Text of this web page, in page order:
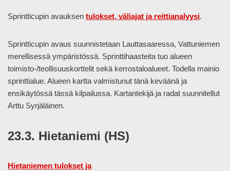
Sprintticupin avauksen tulokset, väliajat ja reittianalyysi.
Sprintticupin avaus suunnistetaan Lauttasaaressa, Vattuniemen
merellisessä ympäristössä. Sprinttihaasteita tuo alueen
toimisto-/teollisuuskorttelit sekä kerrostaloalueet. Todella mainio
sprinttialue. Alueen kartta valmistunut tänä keväänä ja
ensikäytössä tässä kilpailussa. Kartantekijä ja radat suunnitellut
Arttu Syrjäläinen.
23.3. Hietaniemi (HS)
Hietaniemen tulokset ja